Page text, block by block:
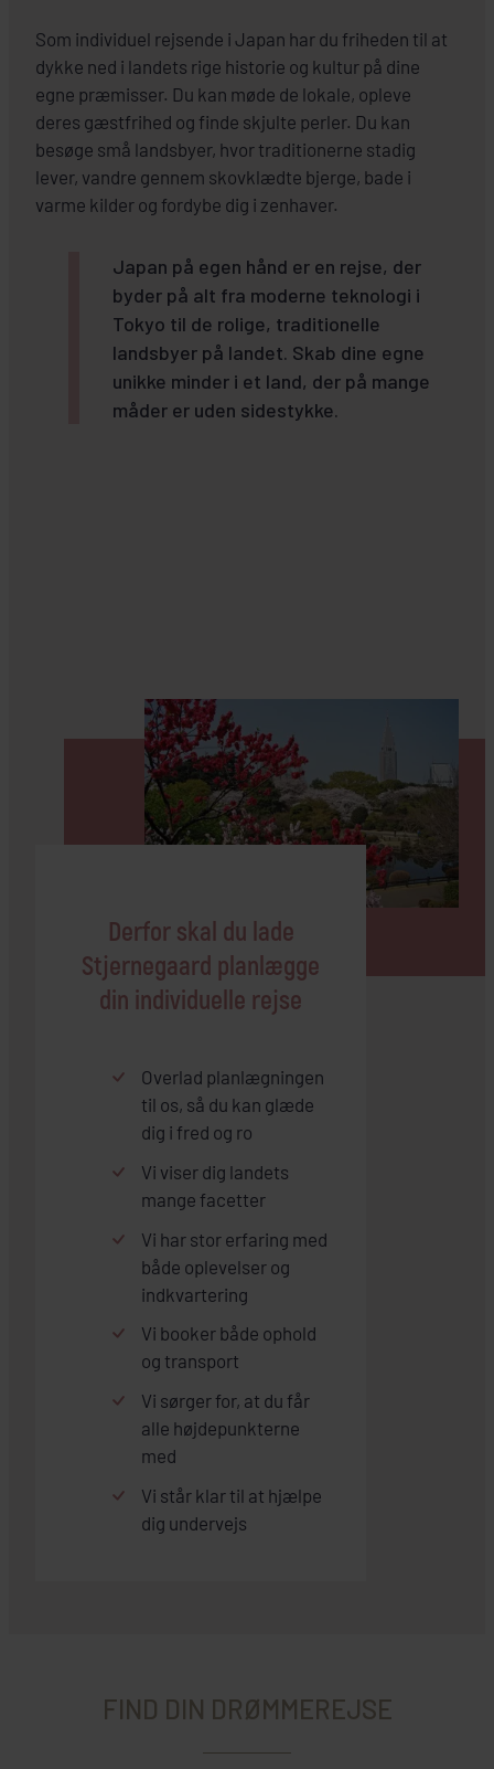
Som individuel rejsende i Japan har du friheden til at
dykke ned i landets rige historie og kultur på dine
egne præmisser. Du kan møde de lokale, opleve
deres gæstfrihed og finde skjulte perler. Du kan
besøge små landsbyer, hvor traditionerne stadig
lever, vandre gennem skovklædte bjerge, bade i
varme kilder og fordybe dig i zenhaver.
Japan på egen hånd er en rejse, der
byder på alt fra moderne teknologi i
Tokyo til de rolige, traditionelle
landsbyer på landet. Skab dine egne
unikke minder i et land, der på mange
måder er uden sidestykke.
Derfor skal du lade
Stjernegaard planlægge
din individuelle rejse
Overlad planlægningen
til os, så du kan glæde
dig i fred og ro
Vi viser dig landets
mange facetter
Vi har stor erfaring med
både oplevelser og
indkvartering
Vi booker både ophold
og transport
Vi sørger for, at du får
alle højdepunkterne
med
Vi står klar til at hjælpe
dig undervejs
FIND DIN DRØMMEREJSE